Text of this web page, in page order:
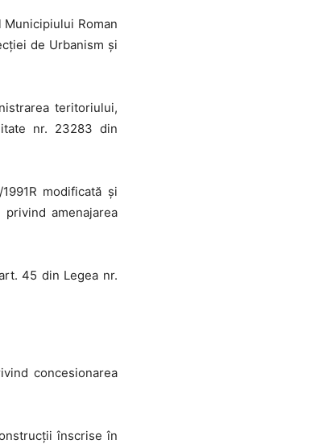
Municipiului Roman
de Urbanism şi
teritoriului,
nr. 23283 din
modificată şi
amenajarea
45 din Legea nr.
concesionarea
înscrise în